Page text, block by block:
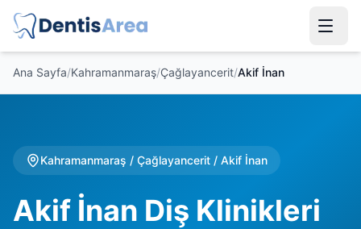
Ana Sayfa/Kahramanmaraş/Çağlayancerit/Akif İnan
Kahramanmaraş / Çağlayancerit / Akif İnan
Akif İnan Diş Klinikleri